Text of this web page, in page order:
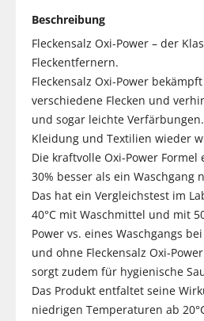
Beschreibung
Fleckensalz Oxi-Power – der
Fleckentfernern.
Fleckensalz Oxi-Power
verschiedene Flecken und
und sogar leichte
Kleidung und Textilien wieder
Die kraftvolle Oxi-Power
30% besser als ein Waschgang
Das hat ein Vergleichstest im
40°C mit Waschmittel und mit
Power vs. eines Waschgangs
und ohne Fleckensalz Oxi-
sorgt zudem für hygienische
Das Produkt entfaltet seine
niedrigen Temperaturen ab